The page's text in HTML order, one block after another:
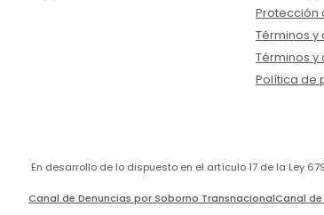
Protección
Términos y
Términos
Política de
En desarrollo de lo dispuesto en el artículo 17 de la Ley
Canal de Denuncias por Soborno TransnacionalCanal